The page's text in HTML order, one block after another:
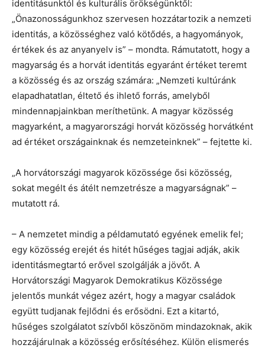
identitásunktól és kulturális örökségünktől:
„Önazonosságunkhoz szervesen hozzátartozik a nemzeti
identitás, a közösséghez való kötődés, a hagyományok,
értékek és az anyanyelv is” – mondta. Rámutatott, hogy a
magyarság és a horvát identitás egyaránt értéket teremt
a közösség és az ország számára: „Nemzeti kultúránk
elapadhatatlan, éltető és ihlető forrás, amelyből
mindennapjainkban meríthetünk. A magyar közösség
magyarként, a magyarországi horvát közösség horvátként
ad értéket országainknak és nemzeteinknek” – fejtette ki.
„A horvátországi magyarok közössége ősi közösség,
sokat megélt és átélt nemzetrésze a magyarságnak” –
mutatott rá.
– A nemzetet mindig a példamutató egyének emelik fel;
egy közösség erejét és hitét hűséges tagjai adják, akik
identitásmegtartó erővel szolgálják a jövőt. A
Horvátországi Magyarok Demokratikus Közössége
jelentős munkát végez azért, hogy a magyar családok
együtt tudjanak fejlődni és erősödni. Ezt a kitartó,
hűséges szolgálatot szívből köszönöm mindazoknak, akik
hozzájárulnak a közösség erősítéséhez. Külön elismerés